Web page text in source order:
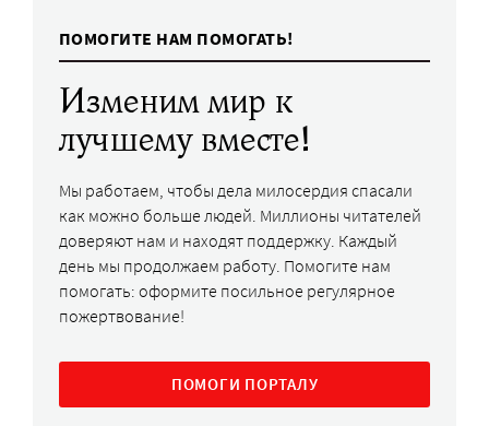
ПОМОГИТЕ НАМ ПОМОГАТЬ!
Изменим мир к
лучшему вместе!
Мы работаем, чтобы дела милосердия спасали
как можно больше людей. Миллионы читателей
доверяют нам и находят поддержку. Каждый
день мы продолжаем работу. Помогите нам
помогать: оформите посильное регулярное
пожертвование!
ПОМОГИ ПОРТАЛУ